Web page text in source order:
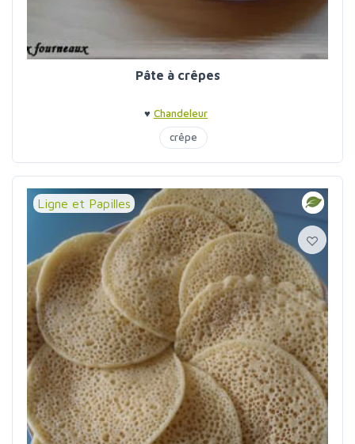
Pâte à crêpes
♥ Chandeleur
crêpe
Ligne et Papilles